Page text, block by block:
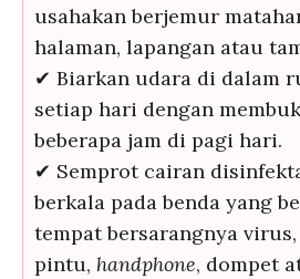
usahakan berjemur
halaman, lapangan atau
✔ Biarkan udara di dalam
setiap hari dengan
beberapa jam di pagi hari.
✔ Semprot cairan
berkala pada benda yang
tempat bersarangnya
pintu, handphone, dompet